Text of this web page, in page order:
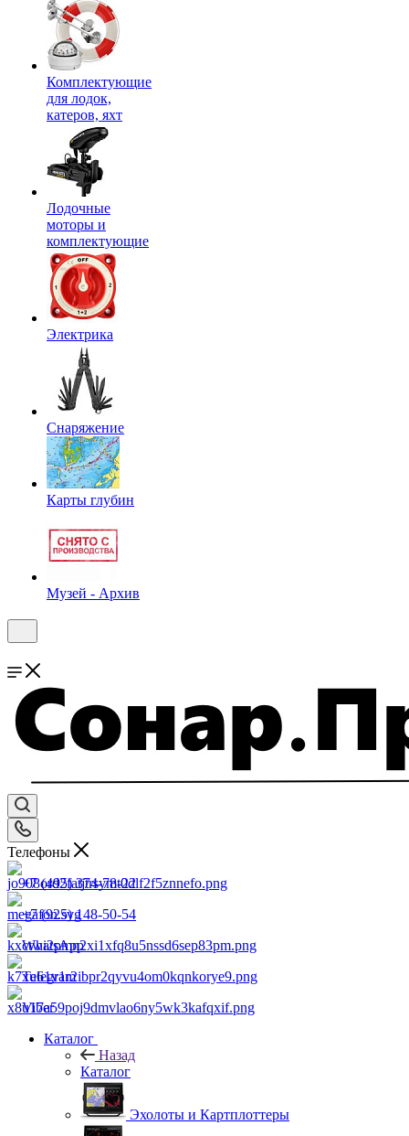
Комплектующие
для лодок,
катеров, яхт
Лодочные
моторы и
комплектующие
Электрика
Снаряжение
Карты глубин
Музей - Архив
Телефоны
+7 (495) 374-78-22
+7 (925) 148-50-54
WhatsApp
Telegram
Viber
Каталог
Назад
Каталог
Эхолоты и Картплоттеры